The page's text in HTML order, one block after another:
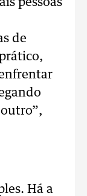
pessoas
de
Há a